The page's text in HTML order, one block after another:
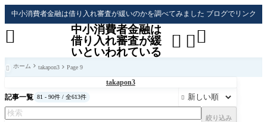
中小消費者金融は借り入れ審査が緩いのかを調べてみました ブログでリンク
中小消費者金融は
借り入れ審査が緩
いといわれている
 

 ホーム takapon3 Page 9
takapon3
記事一覧 81 - 90件 / 全613件 
絞り込み